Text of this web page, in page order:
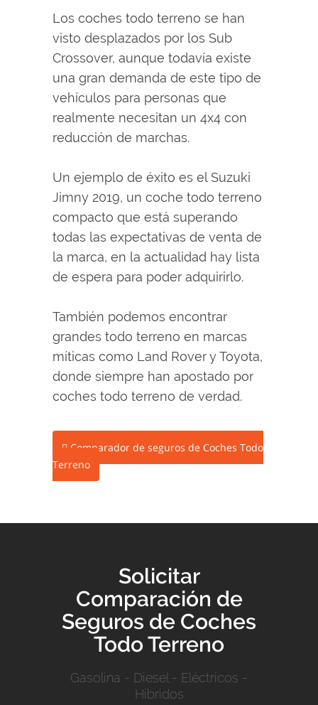
Los coches todo terreno se han
visto desplazados por los Sub
Crossover, aunque todavía existe
una gran demanda de este tipo de
vehículos para personas que
realmente necesitan un 4x4 con
reducción de marchas.
Un ejemplo de éxito es el Suzuki
Jimny 2019, un coche todo terreno
compacto que está superando
todas las expectativas de venta de
la marca, en la actualidad hay lista
de espera para poder adquirirlo.
También podemos encontrar
grandes todo terreno en marcas
míticas como Land Rover y Toyota,
donde siempre han apostado por
coches todo terreno de verdad.
Comparador de seguros de Coches Todo
Terreno
Solicitar
Comparación de
Seguros de Coches
Todo Terreno
Gasolina - Diesel - Eléctricos -
Híbridos